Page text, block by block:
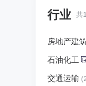
行业 共
房地产建
石油化工
交通运输